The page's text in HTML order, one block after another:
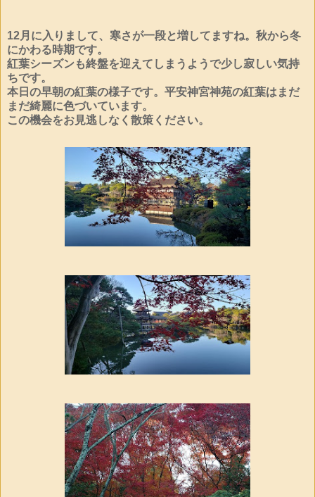
12月に入りまして、寒さが一段と増してますね。秋から冬
にかわる時期です。
紅葉シーズンも終盤を迎えてしまうようで少し寂しい気持
ちです。
本日の早朝の紅葉の様子です。平安神宮神苑の紅葉はまだ
まだ綺麗に色づいています。
この機会をお見逃しなく散策ください。